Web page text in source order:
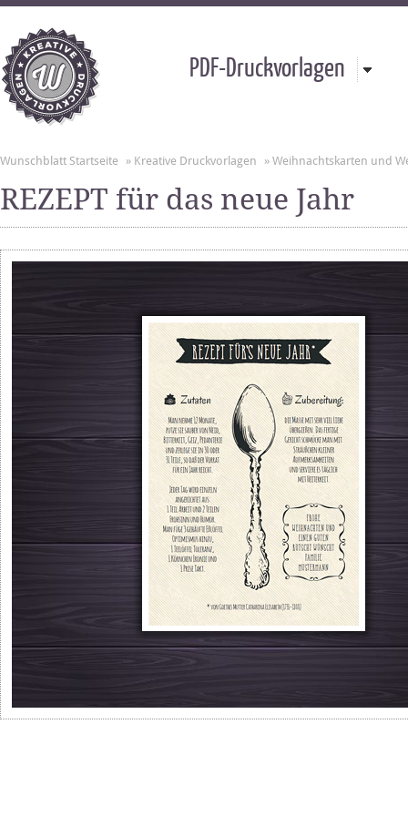
PDF-Druckvorlagen
Wunschblatt Startseite » Kreative Druckvorlagen » Weihnachtskarten und
REZEPT für das neue Jahr